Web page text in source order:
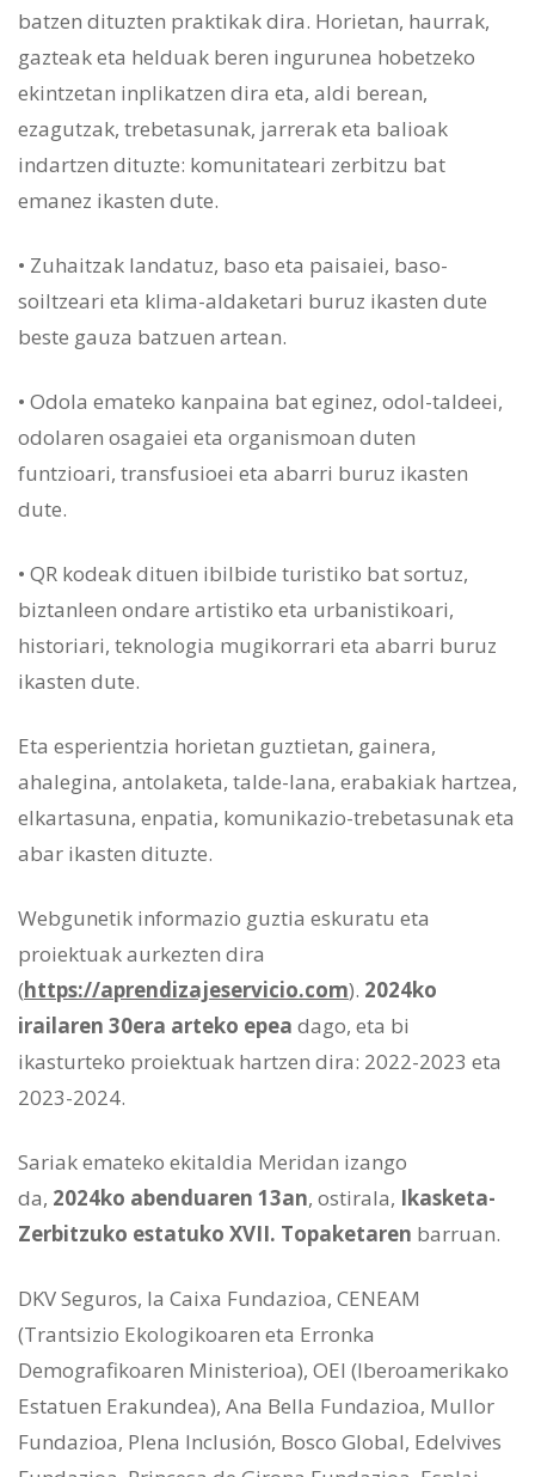
batzen dituzten praktikak dira. Horietan, haurrak,
gazteak eta helduak beren ingurunea hobetzeko
ekintzetan inplikatzen dira eta, aldi berean,
ezagutzak, trebetasunak, jarrerak eta balioak
indartzen dituzte: komunitateari zerbitzu bat
emanez ikasten dute.
• Zuhaitzak landatuz, baso eta paisaiei, baso-
soiltzeari eta klima-aldaketari buruz ikasten dute
beste gauza batzuen artean.
• Odola emateko kanpaina bat eginez, odol-taldeei,
odolaren osagaiei eta organismoan duten
funtzioari, transfusioei eta abarri buruz ikasten
dute.
• QR kodeak dituen ibilbide turistiko bat sortuz,
biztanleen ondare artistiko eta urbanistikoari,
historiari, teknologia mugikorrari eta abarri buruz
ikasten dute.
Eta esperientzia horietan guztietan, gainera,
ahalegina, antolaketa, talde-lana, erabakiak hartzea,
elkartasuna, enpatia, komunikazio-trebetasunak eta
abar ikasten dituzte.
Webgunetik informazio guztia eskuratu eta
proiektuak aurkezten dira
(https://aprendizajeservicio.com). 2024ko
irailaren 30era arteko epea dago, eta bi
ikasturteko proiektuak hartzen dira: 2022-2023 eta
2023-2024.
Sariak emateko ekitaldia Meridan izango
da, 2024ko abenduaren 13an, ostirala, Ikasketa-
Zerbitzuko estatuko XVII. Topaketaren barruan.
DKV Seguros, la Caixa Fundazioa, CENEAM
(Trantsizio Ekologikoaren eta Erronka
Demografikoaren Ministerioa), OEI (Iberoamerikako
Estatuen Erakundea), Ana Bella Fundazioa, Mullor
Fundazioa, Plena Inclusión, Bosco Global, Edelvives